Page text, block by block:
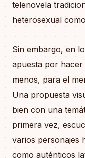
telenovela
heterosexual
Sin embargo, en
apuesta por
menos, para el
Una propuesta
bien con una
primera vez,
varios personajes
como auténticos